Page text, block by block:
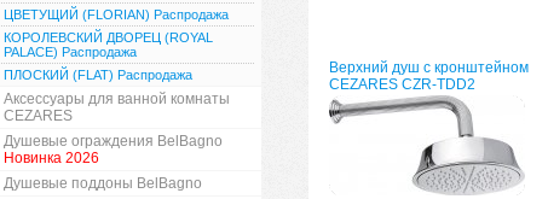
ЦВЕТУЩИЙ (FLORIAN) Распродажа
КОРОЛЕВСКИЙ ДВОРЕЦ (ROYAL
PALACE) Распродажа
ПЛОСКИЙ (FLAT) Распродажа
Аксессуары для ванной комнаты
CEZARES
Душевые ограждения BelBagno
Новинка 2026
Душевые поддоны BelBagno
Верхний душ с кронштейном
CEZARES CZR-TDD2